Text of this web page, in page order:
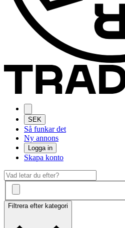
SEK
Så funkar det
Ny annons
Logga in
Skapa konto
Filtrera efter kategori